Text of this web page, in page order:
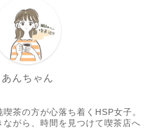
あんちゃん
茶の方が心落ち着くHSP女子。
ながら、時間を見つけて喫茶店へ